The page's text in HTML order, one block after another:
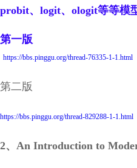
probit、logit、ologit等等模
第一版
https://bbs.pinggu.org/thread-76335-1-1.html
第二版
https://bbs.pinggu.org/thread-829288-1-1.html
2、An Introduction to